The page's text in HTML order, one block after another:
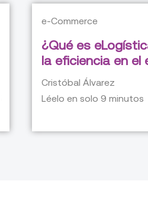
e-Commerce
¿Qué es
la eficiencia en el
Cristóbal Álvarez
Léelo en solo 9 minutos